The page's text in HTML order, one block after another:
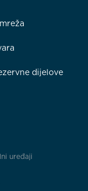
dijelove
uređaji